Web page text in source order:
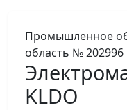
Промышленное
область № 202996
KLDO